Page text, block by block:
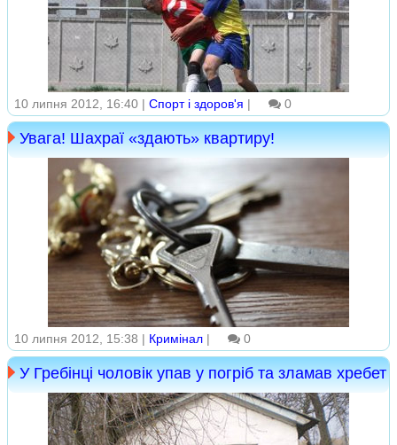
10 липня 2012, 16:40 | Спорт і здоров'я | 0
Увага! Шахраї «здають» квартиру!
10 липня 2012, 15:38 | Кримінал | 0
У Гребінці чоловік упав у погріб та зламав хребет